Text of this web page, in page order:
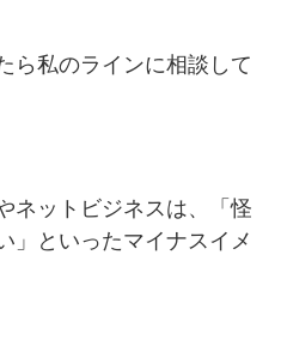
ら私のラインに相談して
ネットビジネスは、「怪
」といったマイナスイメ